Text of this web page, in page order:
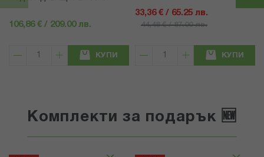
106,86 € / 209.00 лв.
КУПИ
33,36 € / 65.25 лв.
44,48 € / 87.00 лв.
КУПИ
Комплекти за подарък 🆕